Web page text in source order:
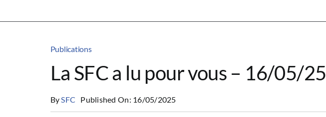
Publications
La SFC a lu pour vous – 16/05/25
BySFC Published On: 16/05/2025